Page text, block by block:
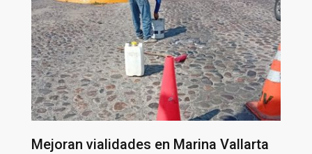
Mejoran vialidades en Marina Vallarta